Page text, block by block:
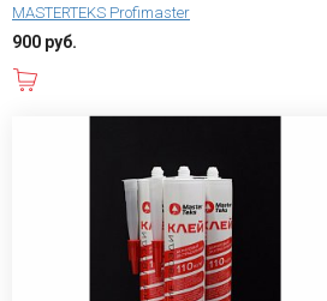
MASTERTEKS Profimaster
900 руб.